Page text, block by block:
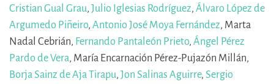
Cristian Gual Grau, Julio Iglesias Rodríguez, Álvaro López de
Argumedo Piñeiro, Antonio José Moya Fernández, Marta
Nadal Cebrián, Fernando Pantaleón Prieto, Ángel Pérez
Pardo de Vera, María Encarnación Pérez-Pujazón Millán,
Borja Sainz de Aja Tirapu, Jon Salinas Aguirre, Sergio